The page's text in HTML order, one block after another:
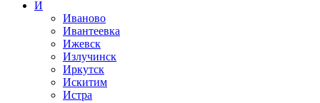
И
Иваново
Ивантеевка
Ижевск
Излучинск
Иркутск
Искитим
Истра